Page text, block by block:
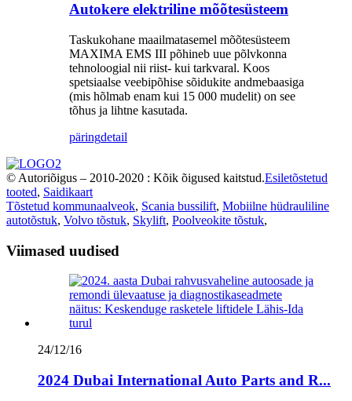
Autokere elektriline mõõtesüsteem
Taskukohane maailmatasemel mõõtesüsteem
MAXIMA EMS III põhineb uue põlvkonna
tehnoloogial nii riist- kui tarkvaral. Koos
spetsiaalse veebipõhise sõidukite andmebaasiga
(mis hõlmab enam kui 15 000 mudelit) on see
tõhus ja lihtne kasutada.
päringdetail
© Autoriõigus – 2010-2020 : Kõik õigused kaitstud.Esiletõstetud
tooted, Saidikaart
Tõstetud kommunaalveok, Scania bussilift, Mobiilne hüdrauliline
autotõstuk, Volvo tõstuk, Skylift, Poolveokite tõstuk,
Viimased uudised
24/12/16
2024 Dubai International Auto Parts and R...